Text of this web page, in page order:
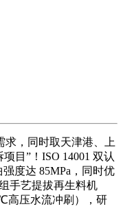
，同时取天津港、上
目”！ISO 14001 双认
度达 85MPa，同时优
手艺提拔再生料机
高压水流冲刷），研